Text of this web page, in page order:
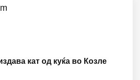
кат од куќа во Козле